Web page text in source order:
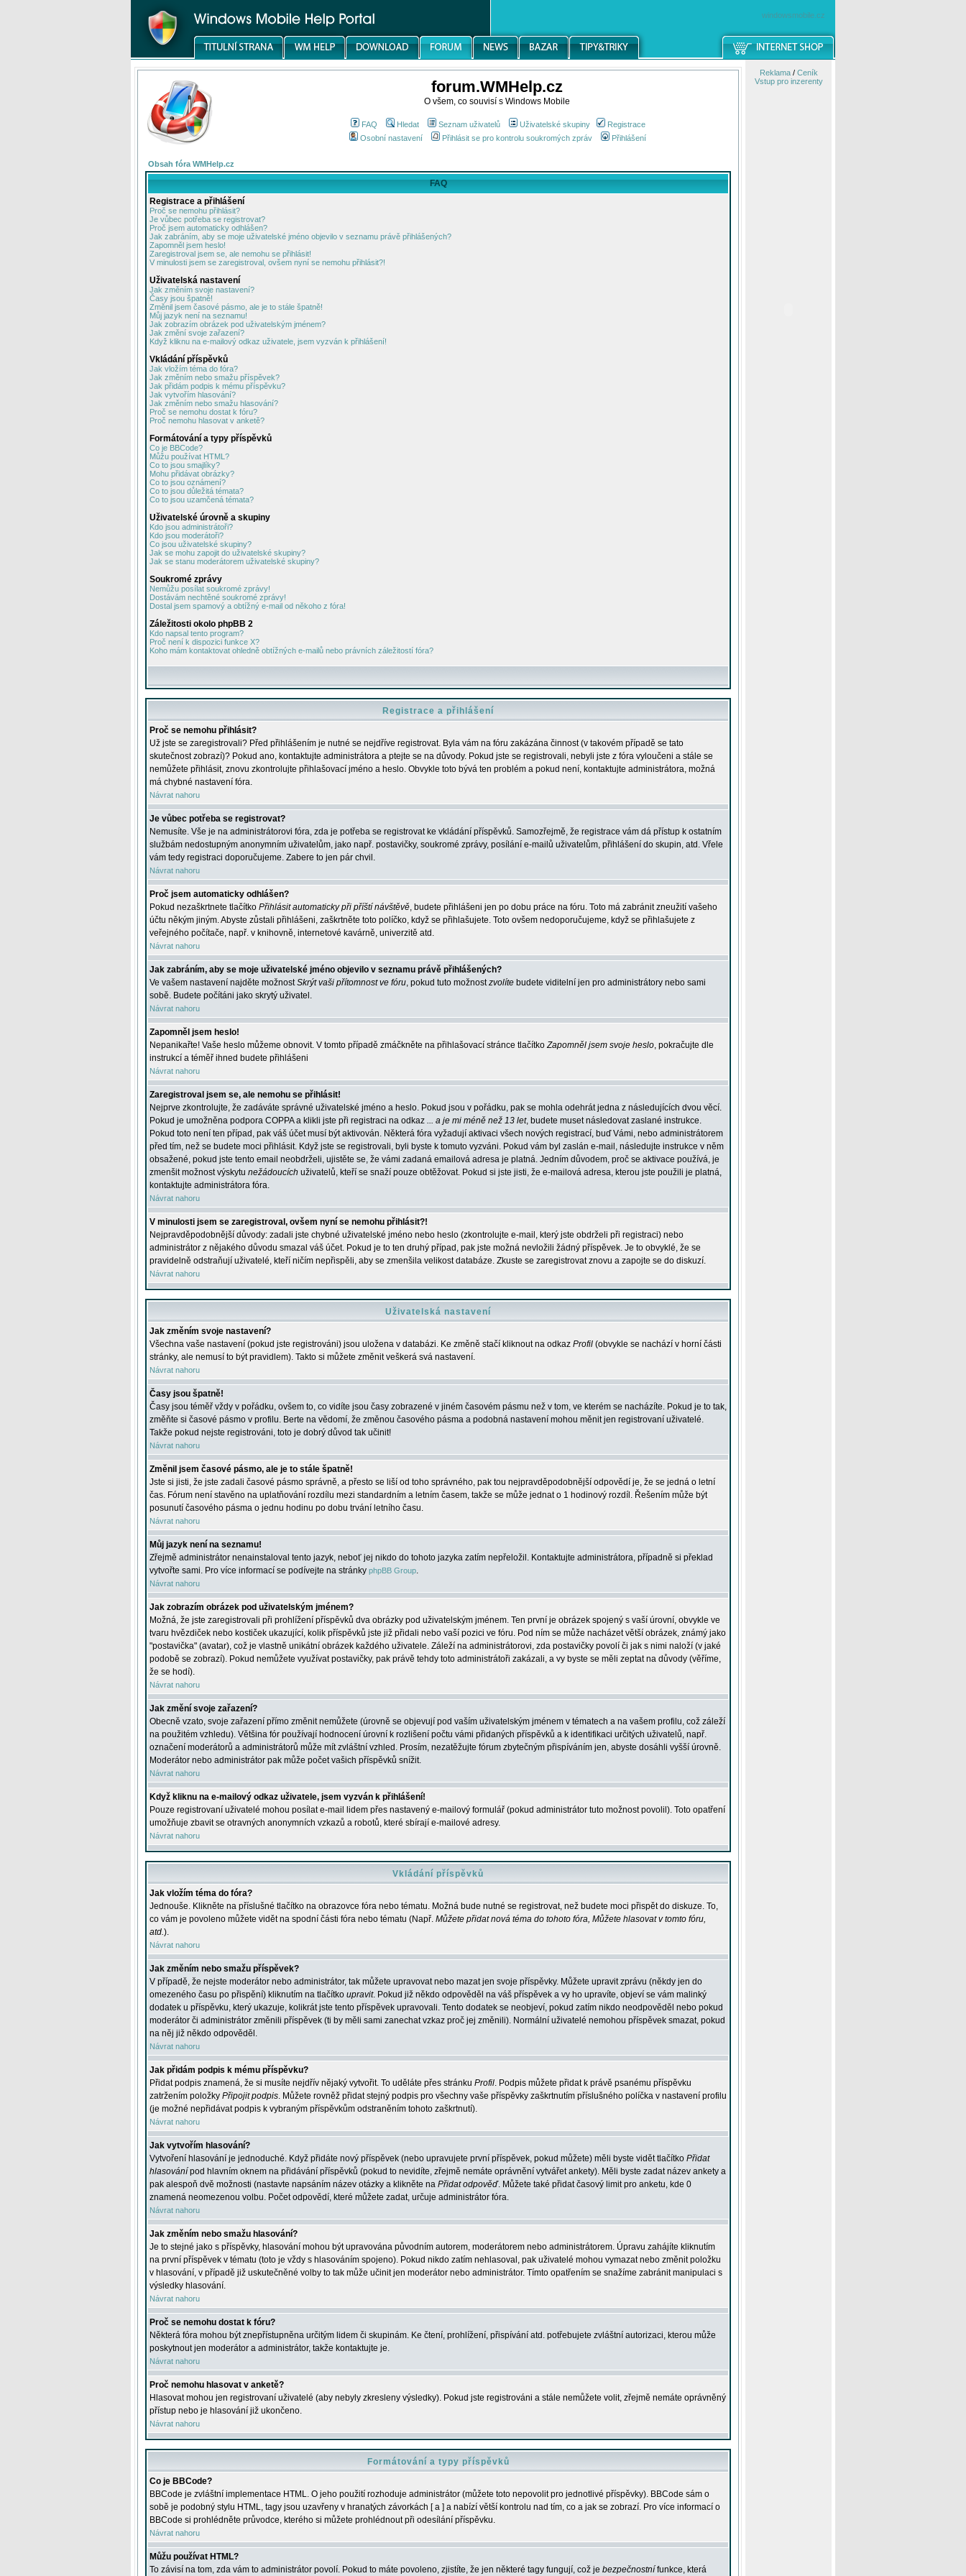
windowsmobile.cz
forum.WMHelp.cz
O všem, co souvisí s Windows Mobile
FAQ Hledat Seznam uživatelů Uživatelské skupiny
Registrace
Osobní nastavení
Přihlásit se pro kontrolu soukromých zpráv Přihlášení
Obsah fóra WMHelp.cz
FAQ
Registrace a přihlášení
Proč se nemohu přihlásit?
Je vůbec potřeba se registrovat?
Proč jsem automaticky odhlášen?
Jak zabráním, aby se moje uživatelské jméno objevilo v seznamu právě přihlášených?
Zapomněl jsem heslo!
Zaregistroval jsem se, ale nemohu se přihlásit!
V minulosti jsem se zaregistroval, ovšem nyní se nemohu přihlásit?!
Uživatelská nastavení
Jak změním svoje nastavení?
Časy jsou špatně!
Změnil jsem časové pásmo, ale je to stále špatně!
Můj jazyk není na seznamu!
Jak zobrazím obrázek pod uživatelským jménem?
Jak změní svoje zařazení?
Když kliknu na e-mailový odkaz uživatele, jsem vyzván k přihlášení!
Vkládání příspěvků
Jak vložím téma do fóra?
Jak změním nebo smažu příspěvek?
Jak přidám podpis k mému příspěvku?
Jak vytvořím hlasování?
Jak změním nebo smažu hlasování?
Proč se nemohu dostat k fóru?
Proč nemohu hlasovat v anketě?
Formátování a typy příspěvků
Co je BBCode?
Můžu používat HTML?
Co to jsou smajlíky?
Mohu přidávat obrázky?
Co to jsou oznámení?
Co to jsou důležitá témata?
Co to jsou uzamčená témata?
Uživatelské úrovně a skupiny
Kdo jsou administrátoři?
Kdo jsou moderátoři?
Co jsou uživatelské skupiny?
Jak se mohu zapojit do uživatelské skupiny?
Jak se stanu moderátorem uživatelské skupiny?
Soukromé zprávy
Nemůžu posílat soukromé zprávy!
Dostávám nechtěné soukromé zprávy!
Dostal jsem spamový a obtížný e-mail od někoho z fóra!
Záležitosti okolo phpBB 2
Kdo napsal tento program?
Proč není k dispozici funkce X?
Koho mám kontaktovat ohledně obtížných e-mailů nebo právních záležitostí fóra?
Registrace a přihlášení
Proč se nemohu přihlásit?
Už jste se zaregistrovali? Před přihlášením je nutné se nejdříve registrovat. Byla vám na fóru zakázána činnost (v takovém případě se tato
skutečnost zobrazí)? Pokud ano, kontaktujte administrátora a ptejte se na důvody. Pokud jste se registrovali, nebyli jste z fóra vyloučeni a stále se
nemůžete přihlásit, znovu zkontrolujte přihlašovací jméno a heslo. Obvykle toto bývá ten problém a pokud není, kontaktujte administrátora, možná
má chybné nastavení fóra.
Návrat nahoru
Je vůbec potřeba se registrovat?
Nemusíte. Vše je na administrátorovi fóra, zda je potřeba se registrovat ke vkládání příspěvků. Samozřejmě, že registrace vám dá přístup k ostatním
službám nedostupným anonymním uživatelům, jako např. postavičky, soukromé zprávy, posílání e-mailů uživatelům, přihlášení do skupin, atd. Vřele
vám tedy registraci doporučujeme. Zabere to jen pár chvil.
Návrat nahoru
Proč jsem automaticky odhlášen?
Pokud nezaškrtnete tlačítko Přihlásit automaticky při příští návštěvě, budete přihlášeni jen po dobu práce na fóru. Toto má zabránit zneužití vašeho
účtu někým jiným. Abyste zůstali přihlášeni, zaškrtněte toto políčko, když se přihlašujete. Toto ovšem nedoporučujeme, když se přihlašujete z
veřejného počítače, např. v knihovně, internetové kavárně, univerzitě atd.
Návrat nahoru
Jak zabráním, aby se moje uživatelské jméno objevilo v seznamu právě přihlášených?
Ve vašem nastavení najděte možnostSkrýt vaši přítomnost ve fóru, pokud tuto možnostzvolíte budete viditelní jen pro administrátory nebo sami
sobě. Budete počítáni jako skrytý uživatel.
Návrat nahoru
Zapomněl jsem heslo!
Nepanikařte! Vaše heslo můžeme obnovit. V tomto případě zmáčkněte na přihlašovací stránce tlačítkoZapomněl jsem svoje heslo, pokračujte dle
instrukcí a téměř ihned budete přihlášeni
Návrat nahoru
Zaregistroval jsem se, ale nemohu se přihlásit!
Nejprve zkontrolujte, že zadáváte správné uživatelské jméno a heslo. Pokud jsou v pořádku, pak se mohla odehrát jedna z následujících dvou věcí.
Pokud je umožněna podpora COPPA a klikli jste při registraci na odkaz ... a je mi méně než 13 let, budete muset následovat zaslané instrukce.
Pokud toto není ten případ, pak váš účet musí být aktivován. Některá fóra vyžadují aktivaci všech nových registrací, buď Vámi, nebo administrátorem
před tím, než se budete moci přihlásit. Když jste se registrovali, byli byste k tomuto vyzváni. Pokud vám byl zaslán e-mail, následujte instrukce v něm
obsažené, pokud jste tento email neobdrželi, ujistěte se, že vámi zadaná emailová adresa je platná. Jedním důvodem, proč se aktivace používá, je
zmenšit možnost výskytu nežádoucích uživatelů, kteří se snaží pouze obtěžovat. Pokud si jste jisti, že e-mailová adresa, kterou jste použili je platná,
kontaktujte administrátora fóra.
Návrat nahoru
V minulosti jsem se zaregistroval, ovšem nyní se nemohu přihlásit?!
Nejpravděpodobnější důvody: zadali jste chybné uživatelské jméno nebo heslo (zkontrolujte e-mail, který jste obdrželi při registraci) nebo
administrátor z nějakého důvodu smazal váš účet. Pokud je to ten druhý případ, pak jste možná nevložili žádný příspěvek. Je to obvyklé, že se
pravidelně odstraňují uživatelé, kteří ničím nepřispěli, aby se zmenšila velikost databáze. Zkuste se zaregistrovat znovu a zapojte se do diskuzí.
Návrat nahoru
Uživatelská nastavení
Jak změním svoje nastavení?
Všechna vaše nastavení (pokud jste registrováni) jsou uložena v databázi. Ke změně stačí kliknout na odkaz Profil (obvykle se nachází v horní části
stránky, ale nemusí to být pravidlem). Takto si můžete změnit veškerá svá nastavení.
Návrat nahoru
Časy jsou špatně!
Časy jsou téměř vždy v pořádku, ovšem to, co vidíte jsou časy zobrazené v jiném časovém pásmu než v tom, ve kterém se nacházíte. Pokud je to tak,
změňte si časové pásmo v profilu. Berte na vědomí, že změnou časového pásma a podobná nastavení mohou měnit jen registrovaní uživatelé.
Takže pokud nejste registrováni, toto je dobrý důvod tak učinit!
Návrat nahoru
Změnil jsem časové pásmo, ale je to stále špatně!
Jste si jisti, že jste zadali časové pásmo správně, a přesto se liší od toho správného, pak tou nejpravděpodobnější odpovědí je, že se jedná o letní
čas. Fórum není stavěno na uplatňování rozdílu mezi standardním a letním časem, takže se může jednat o 1 hodinový rozdíl. Řešením může být
posunutí časového pásma o jednu hodinu po dobu trvání letního času.
Návrat nahoru
Můj jazyk není na seznamu!
Zřejmě administrátor nenainstaloval tento jazyk, neboť jej nikdo do tohoto jazyka zatím nepřeložil. Kontaktujte administrátora, případně si překlad
vytvořte sami. Pro více informací se podívejte na stránky phpBB Group.
Návrat nahoru
Jak zobrazím obrázek pod uživatelským jménem?
Možná, že jste zaregistrovali při prohlížení příspěvků dva obrázky pod uživatelským jménem. Ten první je obrázek spojený s vaší úrovní, obvykle ve
tvaru hvězdiček nebo kostiček ukazující, kolik příspěvků jste již přidali nebo vaší pozici ve fóru. Pod ním se může nacházet větší obrázek, známý jako
"postavička" (avatar), což je vlastně unikátní obrázek každého uživatele. Záleží na administrátorovi, zda postavičky povolí či jak s nimi naloží (v jaké
podobě se zobrazí). Pokud nemůžete využívat postavičky, pak právě tehdy toto administrátoři zakázali, a vy byste se měli zeptat na důvody (věříme,
že se hodí).
Návrat nahoru
Jak změní svoje zařazení?
Obecně vzato, svoje zařazení přímo změnit nemůžete (úrovně se objevují pod vaším uživatelským jménem v tématech a na vašem profilu, což záleží
na použitém vzhledu). Většina fór používají hodnocení úrovní k rozlišení počtu vámi přidaných příspěvků a k identifikaci určitých uživatelů, např.
označení moderátorů a administrátorů může mít zvláštní vzhled. Prosím, nezatěžujte fórum zbytečným přispíváním jen, abyste dosáhli vyšší úrovně.
Moderátor nebo administrátor pak může počet vašich příspěvků snížit.
Návrat nahoru
Když kliknu na e-mailový odkaz uživatele, jsem vyzván k přihlášení!
Pouze registrovaní uživatelé mohou posílat e-mail lidem přes nastavený e-mailový formulář (pokud administrátor tuto možnost povolil). Toto opatření
umožňuje zbavit se otravných anonymních vzkazů a robotů, které sbírají e-mailové adresy.
Návrat nahoru
Vkládání příspěvků
Jak vložím téma do fóra?
Jednouše. Klikněte na příslušné tlačítko na obrazovce fóra nebo tématu. Možná bude nutné se registrovat, než budete moci přispět do diskuze. To,
co vám je povoleno můžete vidět na spodní části fóra nebo tématu (Např. Můžete přidat nová téma do tohoto fóra, Můžete hlasovat v tomto fóru,
atd.).
Návrat nahoru
Jak změním nebo smažu příspěvek?
V případě, že nejste moderátor nebo administrátor, tak můžete upravovat nebo mazat jen svoje příspěvky. Můžete upravit zprávu (někdy jen do
omezeného času po přispění) kliknutím na tlačítko upravit. Pokud již někdo odpověděl na váš příspěvek a vy ho upravíte, objeví se vám malinký
dodatek u příspěvku, který ukazuje, kolikrát jste tento příspěvek upravovali. Tento dodatek se neobjeví, pokud zatím nikdo neodpověděl nebo pokud
moderátor či administrátor změnili příspěvek (ti by měli sami zanechat vzkaz proč jej změnili). Normální uživatelé nemohou příspěvek smazat, pokud
na něj již někdo odpověděl.
Návrat nahoru
Jak přidám podpis k mému příspěvku?
Přidat podpis znamená, že si musíte nejdřív nějaký vytvořit. To uděláte přes stránku Profil. Podpis můžete přidat k právě psanému příspěvku
zatržením položky Připojit podpis. Můžete rovněž přidat stejný podpis pro všechny vaše příspěvky zaškrtnutím příslušného políčka v nastavení profilu
(je možné nepřidávat podpis k vybraným příspěvkům odstraněním tohoto zaškrtnutí).
Návrat nahoru
Jak vytvořím hlasování?
Vytvoření hlasování je jednoduché. Když přidáte nový příspěvek (nebo upravujete první příspěvek, pokud můžete) měli byste vidět tlačítko Přidat
hlasování pod hlavním oknem na přidávání příspěvků (pokud to nevidíte, zřejmě nemáte oprávnění vytvářet ankety). Měli byste zadat název ankety a
pak alespoň dvě možnosti (nastavte napsáním název otázky a klikněte na Přidat odpověď. Můžete také přidat časový limit pro anketu, kde 0
znamená neomezenou volbu. Počet odpovědí, které můžete zadat, určuje administrátor fóra.
Návrat nahoru
Jak změním nebo smažu hlasování?
Je to stejné jako s příspěvky, hlasování mohou být upravována původním autorem, moderátorem nebo administrátorem. Úpravu zahájíte kliknutím
na první příspěvek v tématu (toto je vždy s hlasováním spojeno). Pokud nikdo zatím nehlasoval, pak uživatelé mohou vymazat nebo změnit položku
v hlasování, v případě již uskutečněné volby to tak může učinit jen moderátor nebo administrátor. Tímto opatřením se snažíme zabránit manipulaci s
výsledky hlasování.
Návrat nahoru
Proč se nemohu dostat k fóru?
Některá fóra mohou být znepřístupněna určitým lidem či skupinám. Ke čtení, prohlížení, přispívání atd. potřebujete zvláštní autorizaci, kterou může
poskytnout jen moderátor a administrátor, takže kontaktujte je.
Návrat nahoru
Proč nemohu hlasovat v anketě?
Hlasovat mohou jen registrovaní uživatelé (aby nebyly zkresleny výsledky). Pokud jste registrováni a stále nemůžete volit, zřejmě nemáte oprávněný
přístup nebo je hlasování již ukončeno.
Návrat nahoru
Formátování a typy příspěvků
Co je BBCode?
BBCode je zvláštní implementace HTML. O jeho použití rozhoduje administrátor (můžete toto nepovolit pro jednotlivé příspěvky). BBCode sám o
sobě je podobný stylu HTML, tagy jsou uzavřeny v hranatých závorkách [ a ] a nabízí větší kontrolu nad tím, co a jak se zobrazí. Pro více informací o
BBCode si prohlédněte průvodce, kterého si můžete prohlédnout při odesílání příspěvku.
Návrat nahoru
Můžu používat HTML?
To závisí na tom, zda vám to administrátor povolí. Pokud to máte povoleno, zjistíte, že jen některé tagy fungují, což je bezpečnostní funkce, která
Reklama/ Ceník
Vstup pro inzerenty